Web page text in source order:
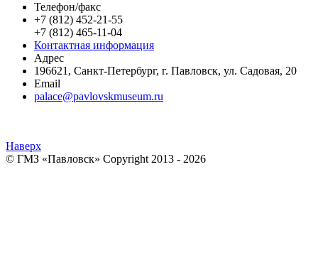
Телефон/факс
+7 (812) 452-21-55
+7 (812) 465-11-04
Контактная информация
Адрес
196621 , Санкт-Петербург, г. Павловск, ул. Садовая, 20
Email
palace@pavlovskmuseum.ru
Наверх
© ГМЗ «Павловск» Copyright 2013 - 2026